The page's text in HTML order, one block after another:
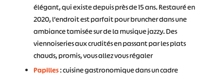
élégant, qui existe depuis près de 15 ans. Restauré en
2020, l’endroit est parfait pour bruncher dans une
ambiance tamisée sur de la musique jazzy. Des
viennoiseries aux crudités en passant par les plats
chauds, promis, vous allez vous régaler
Papilles: cuisine gastronomique dans un cadre